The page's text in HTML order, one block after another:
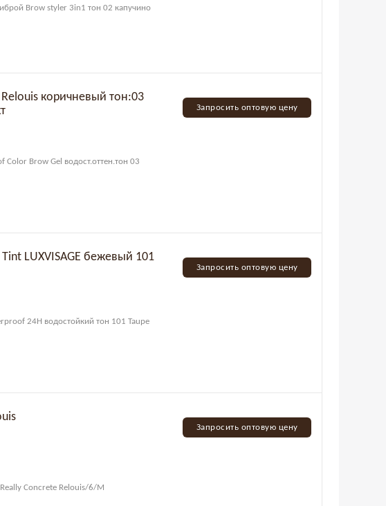
Brow styler 3in1 тон 02 капучино
коричневый тон:03
Brow Gel водост.оттен.тон 03
Запросить оптовую цену
LUXVISAGE бежевый 101
24H водостойкий тон 101 Taupe
Запросить оптовую цену
Concrete Relouis/6/М
Запросить оптовую цену